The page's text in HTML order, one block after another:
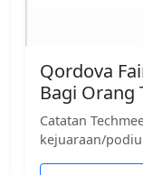
Qordova
Bagi Orang
Catatan
kejuaraan/